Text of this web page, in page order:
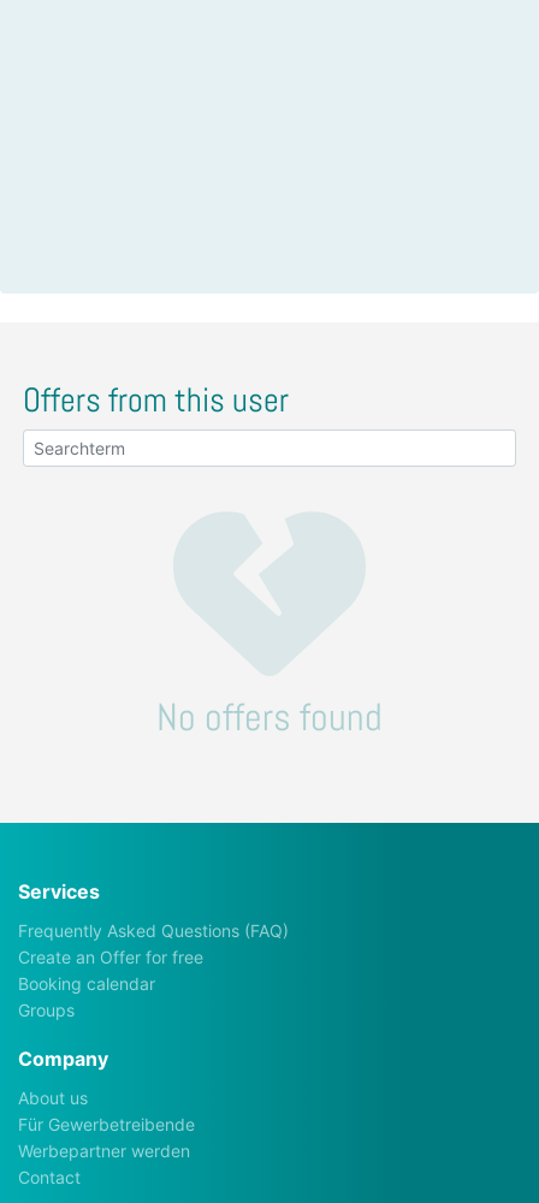
Offers from this user
No offers found
Services
Frequently Asked Questions (FAQ)
Create an Offer for free
Booking calendar
Groups
Company
About us
Für Gewerbetreibende
Werbepartner werden
Contact